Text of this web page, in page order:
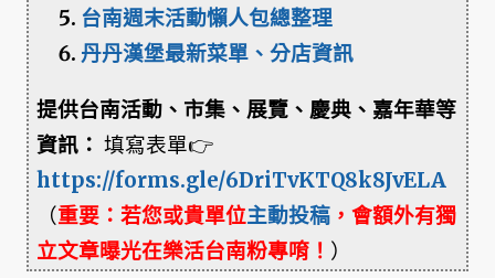
台南週末活動懶人包總整理
丹丹漢堡最新菜單、分店資訊
提供台南活動、市集、展覽、慶典、嘉年華等
資訊： 填寫表單👉
https://forms.gle/6DriTvKTQ8k8JvELA
（重要：若您或貴單位主動投稿 ，會額外有獨
立文章曝光在樂活台南粉專唷！ ）